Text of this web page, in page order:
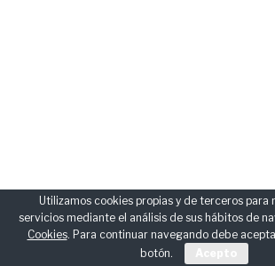
Utilizamos cookies propias y de terceros para
servicios mediante el análisis de sus hábitos de
Cookies. Para continuar navegando debe
botón.